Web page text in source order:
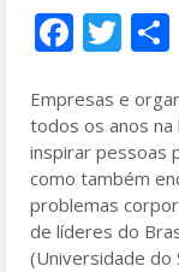
F
ac
e
b
o
o
k
T
w
itt
er
Empresas e
todos os anos na
inspirar pessoas
como também
problemas
de líderes do
(Universidade do